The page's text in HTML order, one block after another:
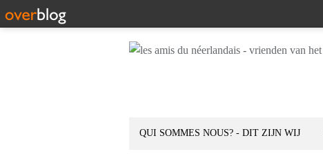
QUI SOMMES NOUS? - DIT ZIJN WIJ